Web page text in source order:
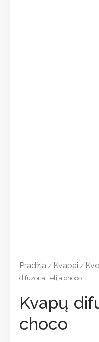
Pradžia/ Kvapai /
difuzoriai lelija choco
Kvapų
choco